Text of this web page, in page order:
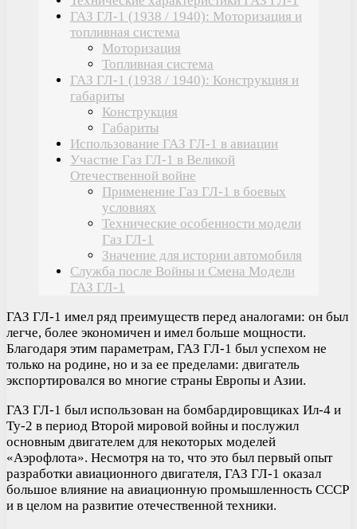
ГАЗ ГЛ-1 (1938 / 1940): Моторизация и
топливная система
Моторизация
Топливная система
ГАЗ ГЛ-1 (1938 / 1940): Конструкция и
габариты
Конструкция
Габариты
Использование ГАЗ ГЛ-1 в авиации
Участие Газ ГЛ-1 в Великой
Отечественной войне
Применение Газ ГЛ-1 в боевых
условиях
Технические особенности модели
Газ ГЛ-1
Значение для истории автомобиля
Служба после Войны и Смена Модели
ГАЗ ГЛ-1
ГАЗ ГЛ-1 имел ряд преимуществ перед аналогами: он был
легче, более экономичен и имел больше мощности.
Благодаря этим параметрам, ГАЗ ГЛ-1 был успехом не
только на родине, но и за ее пределами: двигатель
экспортировался во многие страны Европы и Азии.
ГАЗ ГЛ-1 был использован на бомбардировщиках Ил-4 и
Ту-2 в период Второй мировой войны и послужил
основным двигателем для некоторых моделей
«Аэрофлота». Несмотря на то, что это был первый опыт
разработки авиационного двигателя, ГАЗ ГЛ-1 оказал
большое влияние на авиационную промышленность СССР
и в целом на развитие отечественной техники.